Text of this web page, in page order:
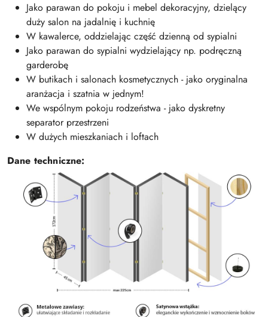
Jako parawan do pokoju i mebel dekoracyjny, dzielący
duży salon na jadalnię i kuchnię
W kawalerce, oddzielając część dzienną od sypialni
Jako parawan do sypialni wydzielający np. podręczną
garderobę
W butikach i salonach kosmetycznych - jako oryginalna
aranżacja i szatnia w jednym!
We wspólnym pokoju rodzeństwa - jako dyskretny
separator przestrzeni
W dużych mieszkaniach i loftach
Dane techniczne: